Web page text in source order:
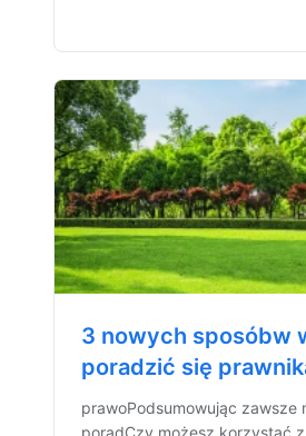
3 nowych sposóbw
poradzić się
prawoPodsumowując zawsze
poradCzy możesz korzystać